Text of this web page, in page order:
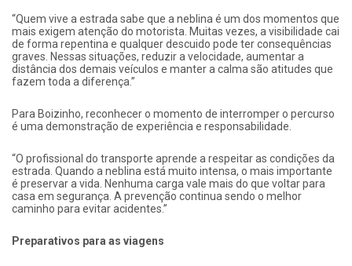
“Quem vive a estrada sabe que a neblina é um dos momentos que
mais exigem atenção do motorista. Muitas vezes, a visibilidade cai
de forma repentina e qualquer descuido pode ter consequências
graves. Nessas situações, reduzir a velocidade, aumentar a
distância dos demais veículos e manter a calma são atitudes que
fazem toda a diferença.”
Para Boizinho, reconhecer o momento de interromper o percurso
é uma demonstração de experiência e responsabilidade.
“O profissional do transporte aprende a respeitar as condições da
estrada. Quando a neblina está muito intensa, o mais importante
é preservar a vida. Nenhuma carga vale mais do que voltar para
casa em segurança. A prevenção continua sendo o melhor
caminho para evitar acidentes.”
Preparativos para as viagens